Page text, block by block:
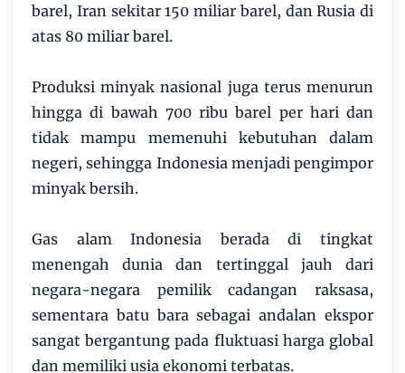
barel, Iran sekitar 150 miliar barel, dan Rusia di
atas 80 miliar barel.
Produksi minyak nasional juga terus menurun
hingga di bawah 700 ribu barel per hari dan
tidak mampu memenuhi kebutuhan dalam
negeri, sehingga Indonesia menjadi pengimpor
minyak bersih.
Gas alam Indonesia berada di tingkat
menengah dunia dan tertinggal jauh dari
negara-negara pemilik cadangan raksasa,
sementara batu bara sebagai andalan ekspor
sangat bergantung pada fluktuasi harga global
dan memiliki usia ekonomi terbatas.